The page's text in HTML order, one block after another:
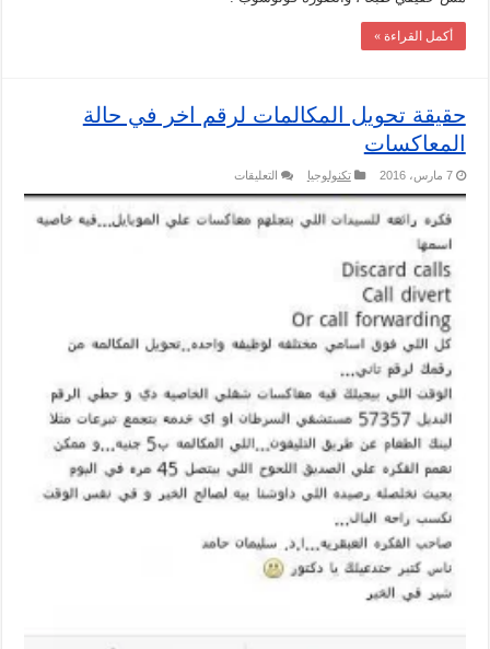
أكمل القراءة »
حقيقة تحويل المكالمات لرقم اخر في حالة
المعاكسات
7 مارس، 2016 تكنولوجيا التعليقات
تحويل
المكالمات